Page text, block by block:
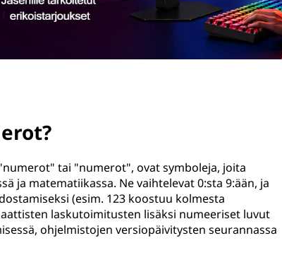
tai "numerot", ovat symboleja, joita
ja matematiikassa. Ne vaihtelevat 0:sta 9:ään, ja
(esim. 123 koostuu kolmesta
laskutoimitusten lisäksi numeeriset luvut
ohjelmistojen versiopäivitysten seurannassa